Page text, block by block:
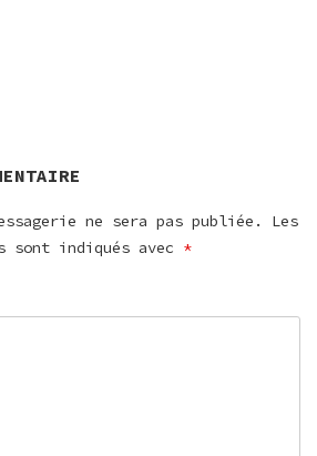
ne sera pas publiée.
Les
sont indiqués avec *